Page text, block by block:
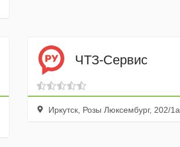
ЧТЗ-Сервис
Иркутск, Розы Люксембург, 202/1а